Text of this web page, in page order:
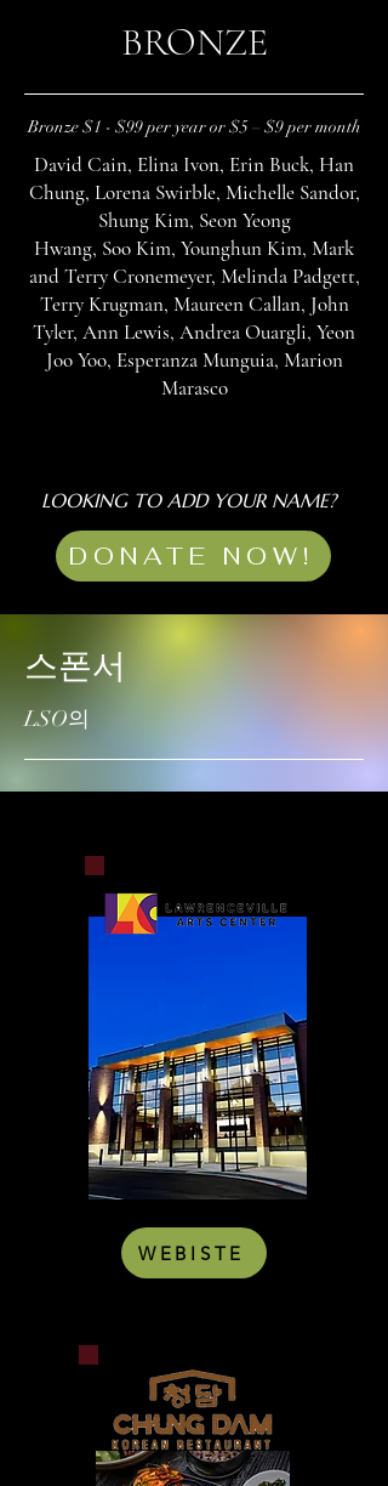
BRONZE
Bronze $1 - $99 per year or $5 – $9 per month
David Cain, Elina Ivon, Erin Buck, Han
Chung, Lorena Swirble, Michelle Sandor,
Shung Kim, Seon Yeong
Hwang, Soo Kim, Younghun Kim, Mark
and Terry Cronemeyer, Melinda Padgett,
Terry Krugman, Maureen Callan, John
Tyler, Ann Lewis, Andrea Ouargli, Yeon
Joo Yoo, Esperanza Munguia, Marion
Marasco
LOOKING TO ADD YOUR NAME?
DONATE NOW!
스폰서
LSO의
WEBISTE